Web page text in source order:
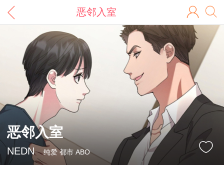
恶邻入室
恶邻入室
NEDN 纯爱 都市 ABO